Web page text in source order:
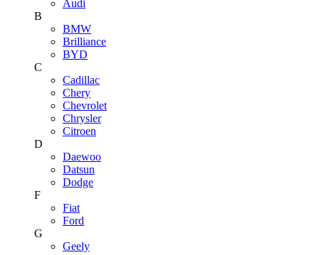
Audi
B
BMW
Brilliance
BYD
C
Cadillac
Chery
Chevrolet
Chrysler
Citroen
D
Daewoo
Datsun
Dodge
F
Fiat
Ford
G
Geely